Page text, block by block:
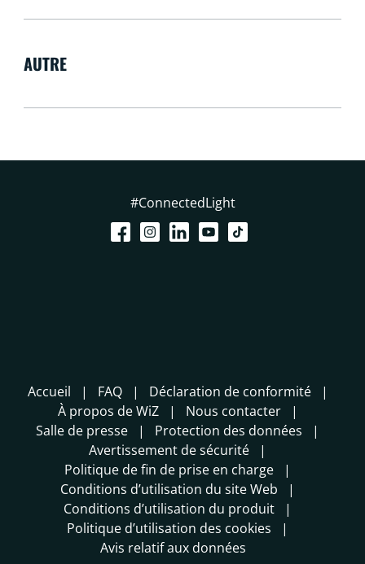
AUTRE
#ConnectedLight
Accueil FAQ
Déclaration de conformité
À propos de WiZ
Nous contacter
Salle de presse
Protection des données
Avertissement de sécurité
Politique de fin de prise en charge
Conditions d’utilisation du site Web
Conditions d’utilisation du produit
Politique d’utilisation des cookies
Avis relatif aux données